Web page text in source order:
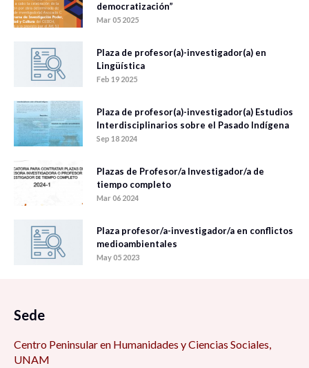
democratización”
Mar 05 2025
Plaza de profesor(a)-investigador(a) en
Lingüística
Feb 19 2025
Plaza de profesor(a)-investigador(a) Estudios
Interdisciplinarios sobre el Pasado Indígena
Sep 18 2024
Plazas de Profesor/a Investigador/a de
tiempo completo
Mar 06 2024
Plaza profesor/a-investigador/a en conflictos
medioambientales
May 05 2023
Sede
Centro Peninsular en Humanidades y Ciencias Sociales,
UNAM